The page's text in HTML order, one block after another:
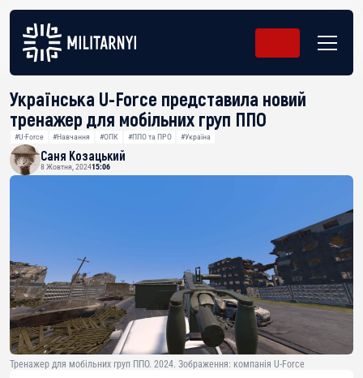
Українська U-Force представила новий
тренажер для мобільних груп ППО
#U-Force #Навчання #ОПК #ППО та ПРО #Україна
Саня Козацький
8 Жовтня, 202415:06
Тренажер для мобільних груп ППО. 2024. Зображення: компанія U-Force